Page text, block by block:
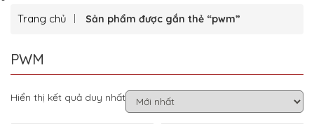
Trang chủ Sản phẩm được gắn thẻ “pwm”
PWM
Hiển thị kết quả duy nhất